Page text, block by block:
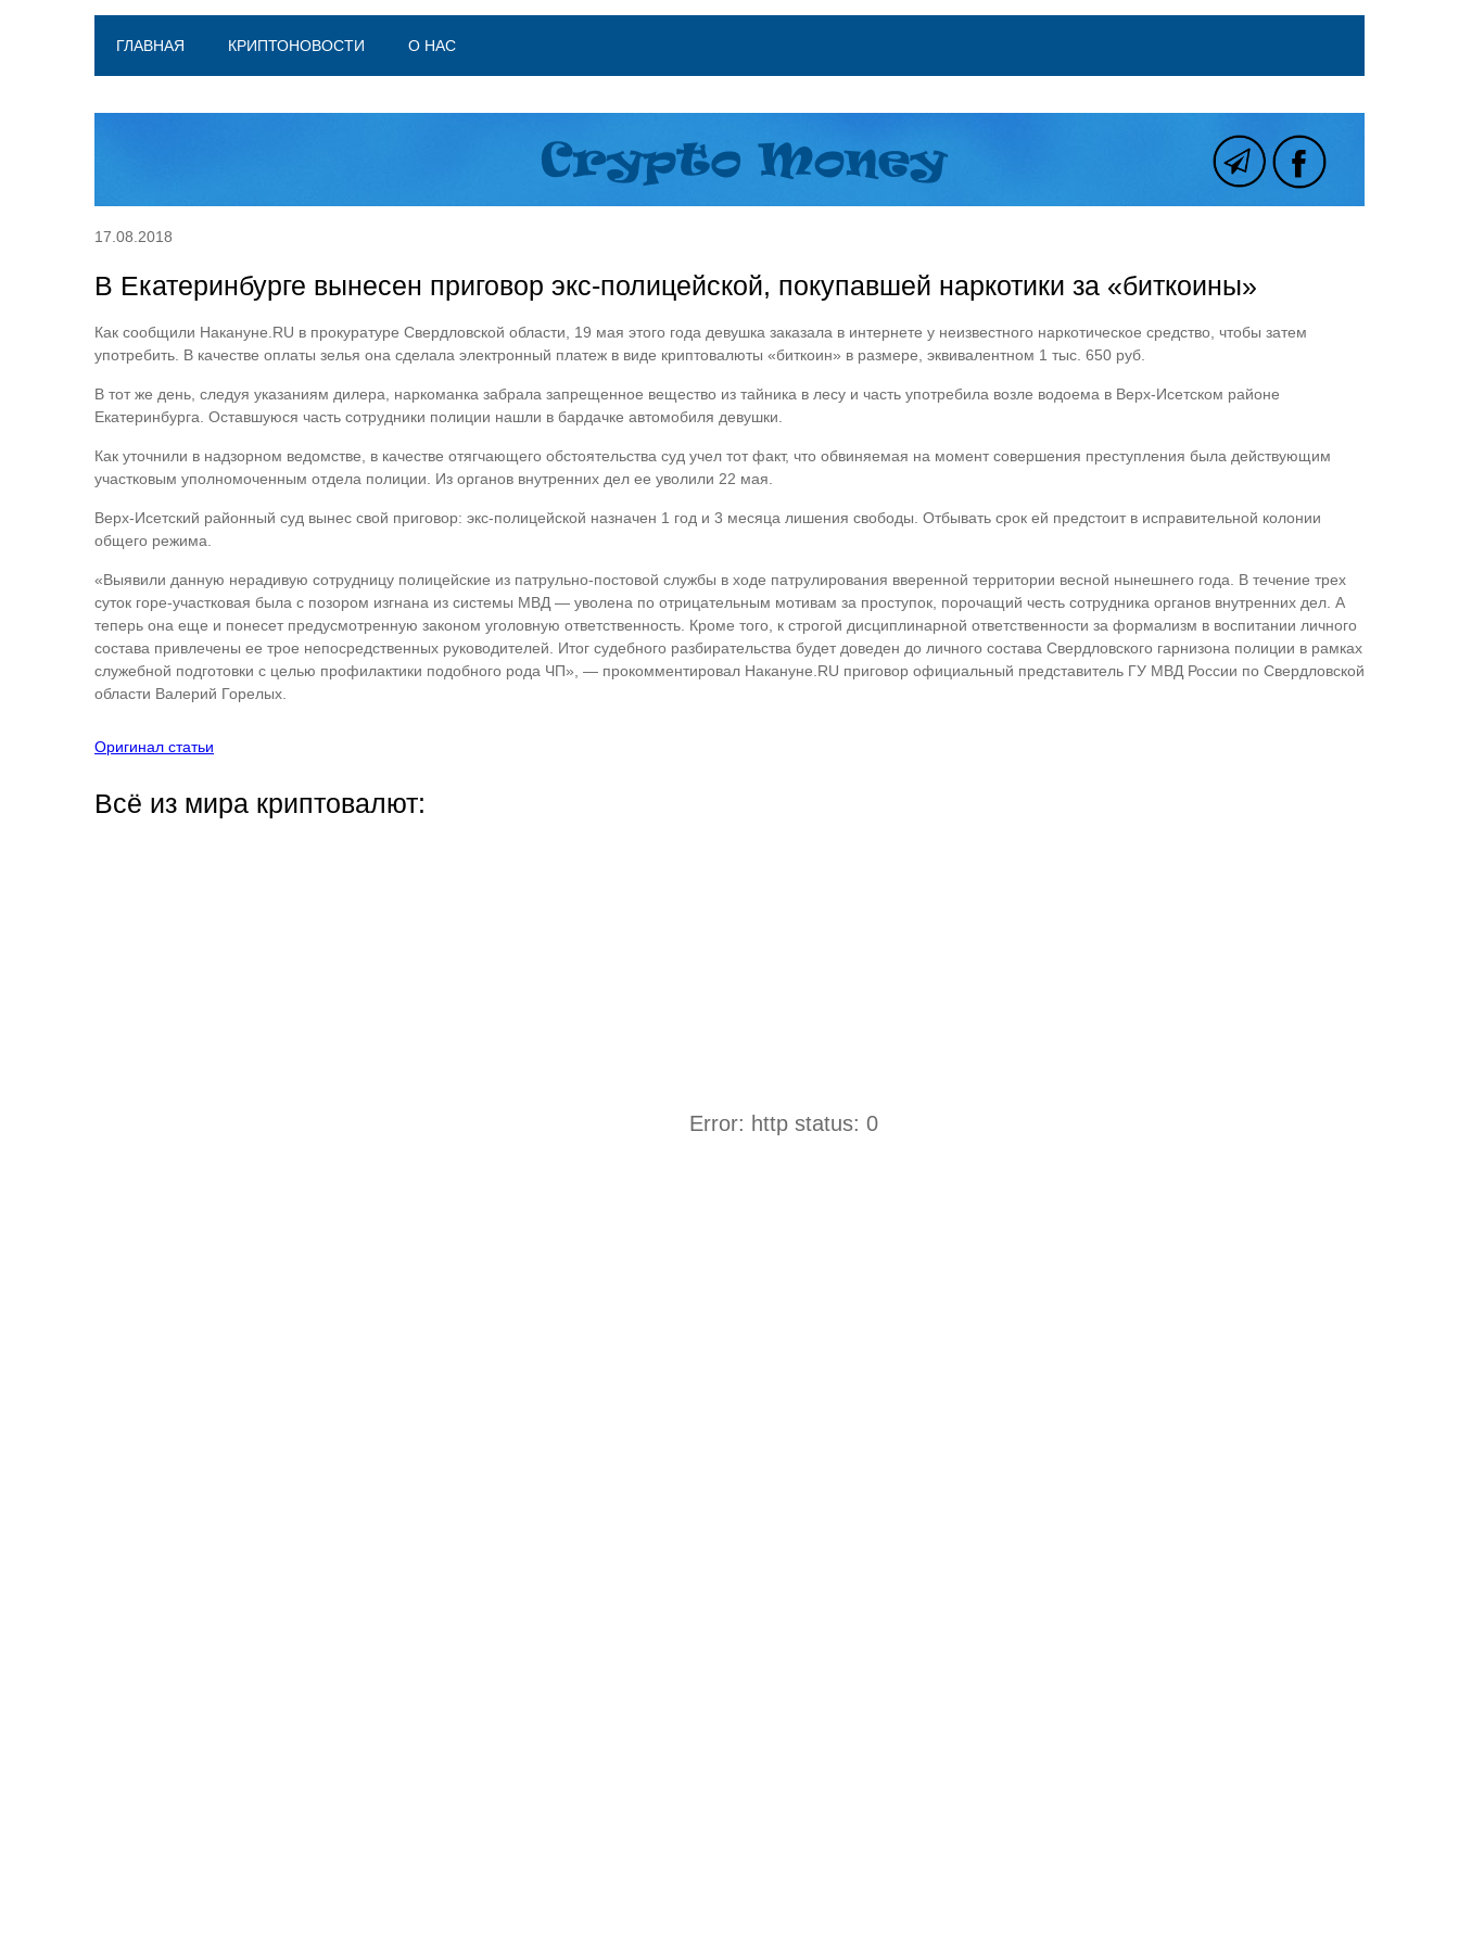
ГЛАВНАЯ КРИПТОНОВОСТИ О НАС
17.08.2018
В Екатеринбурге вынесен приговор экс-полицейской, покупавшей наркотики за «биткоины»
Как сообщили Накануне.RU в прокуратуре Свердловской области, 19 мая этого года девушка заказала в интернете у неизвестного наркотическое средство, чтобы затем
употребить. В качестве оплаты зелья она сделала электронный платеж в виде криптовалюты «биткоин» в размере, эквивалентном 1 тыс. 650 руб.
В тот же день, следуя указаниям дилера, наркоманка забрала запрещенное вещество из тайника в лесу и часть употребила возле водоема в Верх-Исетском районе
Екатеринбурга. Оставшуюся часть сотрудники полиции нашли в бардачке автомобиля девушки.
Как уточнили в надзорном ведомстве, в качестве отягчающего обстоятельства суд учел тот факт, что обвиняемая на момент совершения преступления была действующим
участковым уполномоченным отдела полиции. Из органов внутренних дел ее уволили 22 мая.
Верх-Исетский районный суд вынес свой приговор: экс-полицейской назначен 1 год и 3 месяца лишения свободы. Отбывать срок ей предстоит в исправительной колонии
общего режима.
«Выявили данную нерадивую сотрудницу полицейские из патрульно-постовой службы в ходе патрулирования вверенной территории весной нынешнего года. В течение трех
суток горе-участковая была с позором изгнана из системы МВД — уволена по отрицательным мотивам за проступок, порочащий честь сотрудника органов внутренних дел. А
теперь она еще и понесет предусмотренную законом уголовную ответственность. Кроме того, к строгой дисциплинарной ответственности за формализм в воспитании личного
состава привлечены ее трое непосредственных руководителей. Итог судебного разбирательства будет доведен до личного состава Свердловского гарнизона полиции в рамках
служебной подготовки с целью профилактики подобного рода ЧП», — прокомментировал Накануне.RU приговор официальный представитель ГУ МВД России по Свердловской
области Валерий Горелых.
Оригинал статьи
Всё из мира криптовалют:
Error: http status: 0